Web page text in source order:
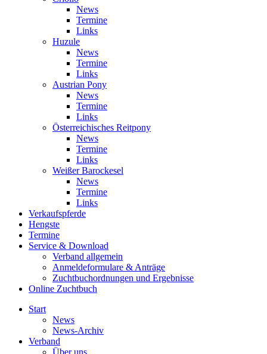
News
Termine
Links
Huzule
News
Termine
Links
Austrian Pony
News
Termine
Links
Österreichisches Reitpony
News
Termine
Links
Weißer Barockesel
News
Termine
Links
Verkaufspferde
Hengste
Termine
Service & Download
Verband allgemein
Anmeldeformulare & Anträge
Zuchtbuchordnungen und Ergebnisse
Online Zuchtbuch
Start
News
News-Archiv
Verband
Über uns